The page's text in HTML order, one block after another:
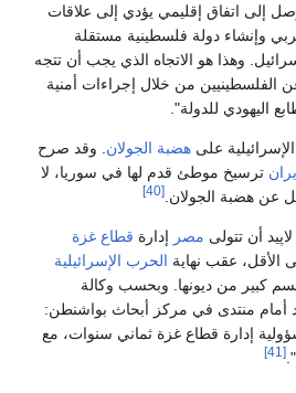
إلى اتفاق إقليمي يؤدي إلى علاقات
وإنشاء دولة فلسطينية مستقلة
وهذا هو الاتجاه الذي يجب أن تتجه
الفلسطينيين من خلال إجراءات أمنية
اليهودي للدولة".
الإسرائيلية على هضبة الجولان . وقد صرح
ترسيخ موطئ قدم لها في سوريا، لا
عن هضبة الجولان. [40]
أن تتولى مصر إدارة قطاع غزة
الأقل، عقب نهاية الحرب الإسرائيلية
كبير من ديونها. وبحسب وكالة
أمام منتدى في مركز أبحاث بواشنطن:
إدارة قطاع غزة ثماني سنوات، مع
[41]